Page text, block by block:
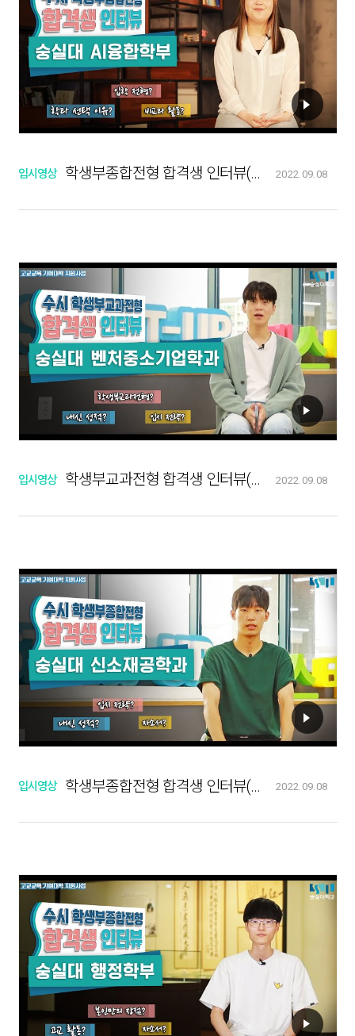
입시영상 학생부종합전형 합격생 인터뷰(AI융합학부) 2022.09.08
입시영상 학생부교과전형 합격생 인터뷰(벤처중소기업학과) 2022.09.08
입시영상 학생부종합전형 합격생 인터뷰(신소재공학과) 2022.09.08